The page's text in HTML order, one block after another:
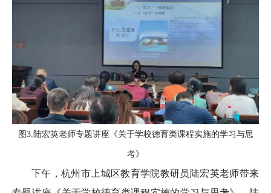
图3.陆宏英老师专题讲座《关于学校德育类课程实施的学习与思
考》
下午，杭州市上城区教育学院教研员陆宏英老师带来